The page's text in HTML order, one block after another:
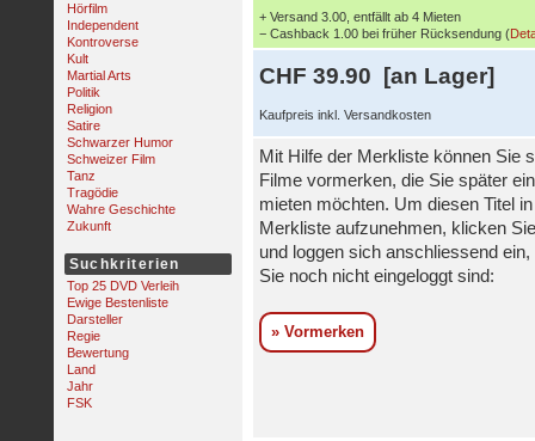
Hörfilm
Independent
Kontroverse
Kult
Martial Arts
Politik
Religion
Satire
Schwarzer Humor
Schweizer Film
Tanz
Tragödie
Wahre Geschichte
Zukunft
Suchkriterien
Top 25 DVD Verleih
Ewige Bestenliste
Darsteller
Regie
Bewertung
Land
Jahr
FSK
+ Versand 3.00, entfällt ab 4 Mieten
− Cashback 1.00 bei früher Rücksendung (
CHF 39.90 [an Lager]
Kaufpreis inkl. Versandkosten
Mit Hilfe der Merkliste können Sie
Filme vormerken, die Sie später
mieten möchten. Um diesen Titel
Merkliste aufzunehmen, klicken
und loggen sich anschliessend ein,
Sie noch nicht eingeloggt sind:
» Vormerken